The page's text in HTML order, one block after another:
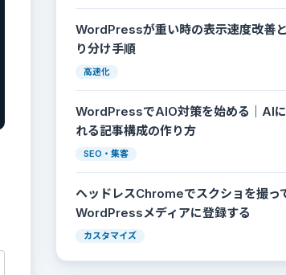
WordPressが重い時の表示速度改善
り分け手順
高速化
WordPressでAIO対策を始める｜AI
れる記事構成の作り方
SEO・集客
ヘッドレスChromeでスクショを撮っ
WordPressメディアに登録する
カスタマイズ